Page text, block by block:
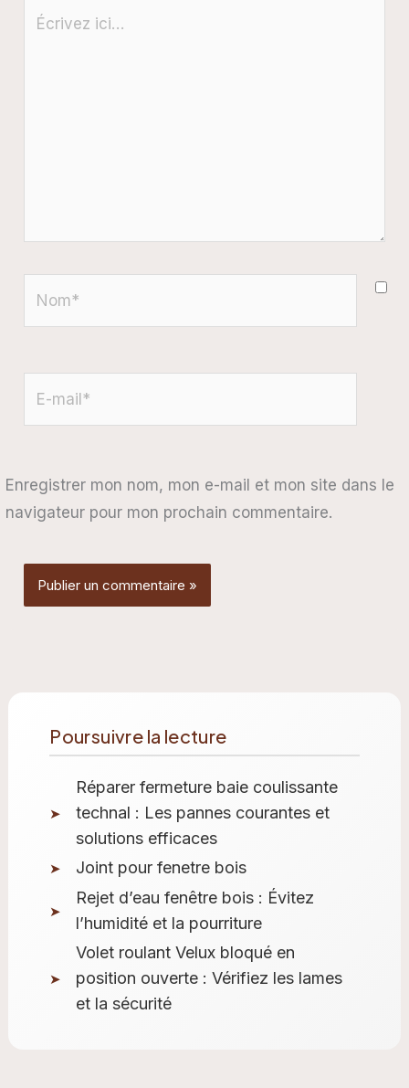
Écrivez
Enregistrer mon nom, mon e-mail et mon site dans le
navigateur pour mon prochain commentaire.
Poursuivre la lecture
Réparer fermeture baie coulissante
technal : Les pannes courantes et
solutions efficaces
Joint pour fenetre bois
Rejet d’eau fenêtre bois : Évitez
l’humidité et la pourriture
Volet roulant Velux bloqué en
position ouverte : Vérifiez les lames
et la sécurité